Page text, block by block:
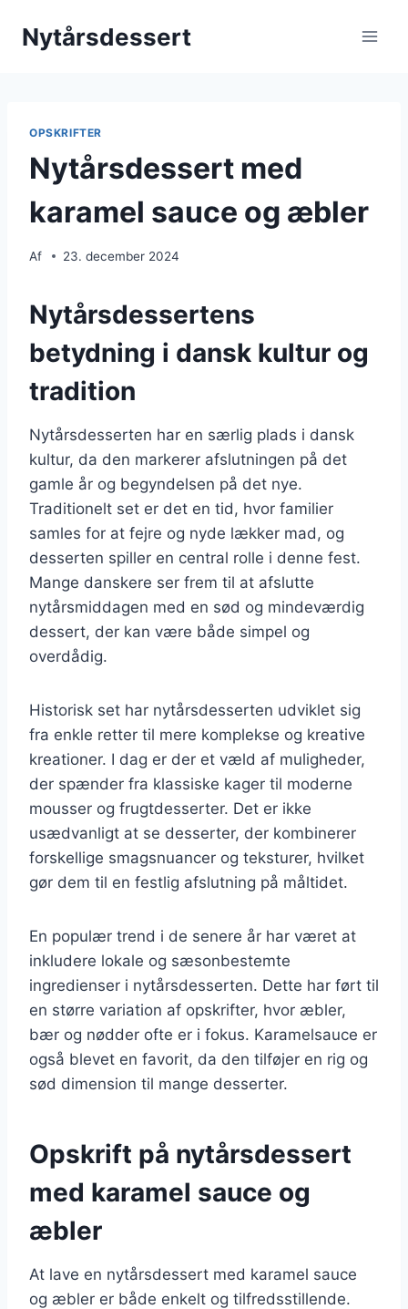
Nytårsdessert
OPSKRIFTER
Nytårsdessert med
karamel sauce og æbler
Af 23. december 2024
Nytårsdessertens
betydning i dansk kultur og
tradition
Nytårsdesserten har en særlig plads i dansk
kultur, da den markerer afslutningen på det
gamle år og begyndelsen på det nye.
Traditionelt set er det en tid, hvor familier
samles for at fejre og nyde lækker mad, og
desserten spiller en central rolle i denne fest.
Mange danskere ser frem til at afslutte
nytårsmiddagen med en sød og mindeværdig
dessert, der kan være både simpel og
overdådig.
Historisk set har nytårsdesserten udviklet sig
fra enkle retter til mere komplekse og kreative
kreationer. I dag er der et væld af muligheder,
der spænder fra klassiske kager til moderne
mousser og frugtdesserter. Det er ikke
usædvanligt at se desserter, der kombinerer
forskellige smagsnuancer og teksturer, hvilket
gør dem til en festlig afslutning på måltidet.
En populær trend i de senere år har været at
inkludere lokale og sæsonbestemte
ingredienser i nytårsdesserten. Dette har ført til
en større variation af opskrifter, hvor æbler,
bær og nødder ofte er i fokus. Karamelsauce er
også blevet en favorit, da den tilføjer en rig og
sød dimension til mange desserter.
Opskrift på nytårsdessert
med karamel sauce og
æbler
At lave en nytårsdessert med karamel sauce
og æbler er både enkelt og tilfredsstillende.